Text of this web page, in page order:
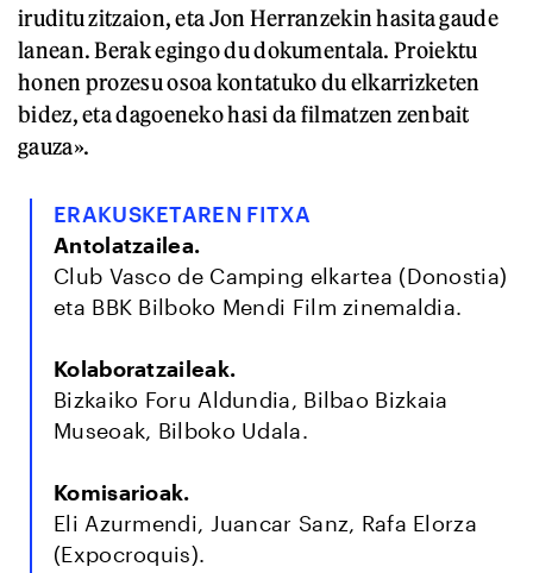
iruditu zitzaion, eta Jon Herranzekin hasita gaude
lanean. Berak egingo du dokumentala. Proiektu
honen prozesu osoa kontatuko du elkarrizketen
bidez, eta dagoeneko hasi da filmatzen zenbait
gauza».
ERAKUSKETAREN FITXA
Antolatzailea.
Club Vasco de Camping elkartea (Donostia)
eta BBK Bilboko Mendi Film zinemaldia.
Kolaboratzaileak.
Bizkaiko Foru Aldundia, Bilbao Bizkaia
Museoak, Bilboko Udala.
Komisarioak.
Eli Azurmendi, Juancar Sanz, Rafa Elorza
(Expocroquis).